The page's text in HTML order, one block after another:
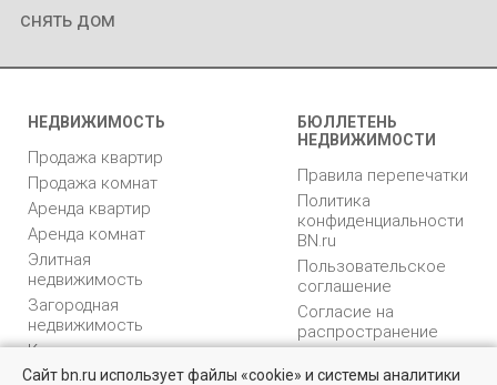
снять дом
НЕДВИЖИМОСТЬ
Продажа квартир
Продажа комнат
Аренда квартир
Аренда комнат
Элитная
недвижимость
Загородная
недвижимость
Коммерческая
недвижимость
БЮЛЛЕТЕНЬ
НЕДВИЖИМОСТИ
Правила перепечатки
Политика
конфиденциальности
BN.ru
Пользовательское
соглашение
Согласие на
распространение
персональных данных
Карта сайта
Сайт bn.ru использует файлы «cookie» и системы аналитики